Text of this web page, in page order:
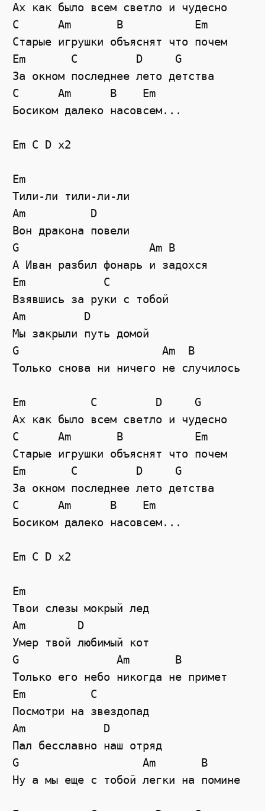
Ах как было всем светло и чудесно
C
Am B
Em
Старые игрушки объяснят что почем
Em
C D
G
За окном последнее лето детства
C
Am B
Em
Босиком далеко насовсем...
Em C D x2
Em
Тили-ли тили-ли-ли
Am
D
Вон дракона повели
G
Am B
А Иван разбил фонарь и задохся
Em            С
Взявшись за руки с тобой
Am
D
Мы закрыли путь домой
G
Am
B
Только снова ни ничего не случилось
Em C D
G
Ах как было всем светло и чудесно
C
Am B
Em
Старые игрушки объяснят что почем
Em
C D
G
За окном последнее лето детства
C
Am B
Em
Босиком далеко насовсем...
Em C D x2
Em
Твои слезы мокрый лед
Am
D
Умер твой любимый кот
G
Am
B
Только его небо никогда не примет
Em          С
Посмотри на звездопад
Am
D
Пал бесславно наш отряд
G
Am
B
Ну а мы еще с тобой легки на помине